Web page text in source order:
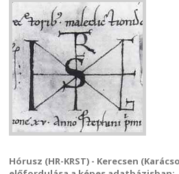
Hórusz (HR-KRST) - Kerecsen